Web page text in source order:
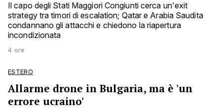
Il capo degli Stati Maggiori Congiunti cerca un'exit
strategy tra timori di escalation; Qatar e Arabia Saudita
condannano gli attacchi e chiedono la riapertura
incondizionata
4 ore
ESTERO
Allarme drone in Bulgaria, ma è 'un
errore ucraino'